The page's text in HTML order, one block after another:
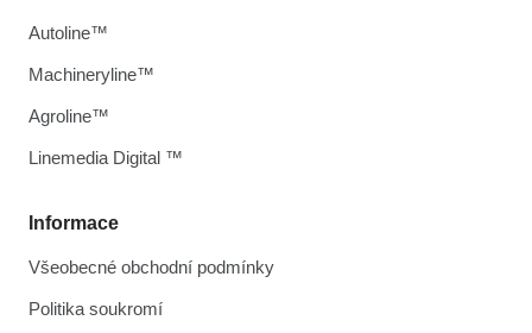
Informace
Všeobecné obchodní podmínky
Politika soukromí
Autoline™
Machineryline™
Agroline™
Linemedia Digital ™